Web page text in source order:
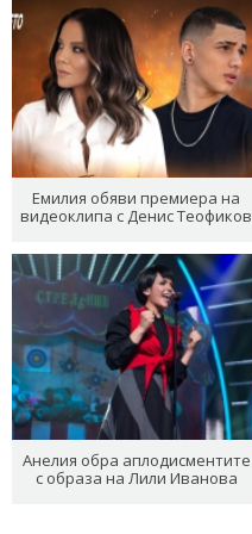
Емилия обяви премиера на
видеоклипа с Денис Теофиков
Анелия обра аплодисментите
с образа на Лили Иванова